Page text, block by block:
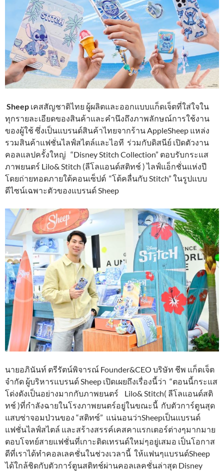
Sheep เคสสัญชาติไทย ผู้ผลิตและออกแบบแก็ดเจ็ตที่ใส่ใจใน
ทุกรายละเอียดของสินค้าและคำนึงถึงภาพลักษณ์การใช้งาน
ของผู้ใช้ ซึ่งเป็นแบรนด์สินค้าไทยจากร้าน AppleSheep แหล่ง
รวมสินค้าแฟชั่นไลฟ์สไตล์และไอที ร่วมกับดิสนีย์ เปิดตัวงาน
คอลแลปครั้งใหญ่ “Disney Stitch Collection” ตอบรับกระแส
ภาพยนตร์ Lilo& Stitch (ลีโลแอนด์สติทช์ ) ไลฟ์แอ็กชั่นแห่งปี
โดยถ่ายทอดภายใต้คอนเซ็ปต์ “โต้คลื่นกับ Stitch” ในรูปแบบ
ดีไซน์เฉพาะตัวของแบรนด์ Sheep
นายอภินันท์ ตรีรัตน์พิจารณ์ Founder&CEO บริษัท ชีพ แก็ดเจ็ต
จำกัด ผู้บริหารแบรนด์ Sheep เปิดเผยถึงเรื่องนี้ว่า “ตอนนี้กระแส
โด่งดังเป็นอย่างมากกับภาพยนตร์ Lilo& Stitch( ลีโลแอนด์สติ
ทช์ )ที่กำลังฉายในโรงภาพยนตร์อยู่ในขณะนี้ กับตัวการ์ตูนสุด
แสบซ่าจอมป่วนของ “สติทซ์” แน่นอนว่าSheepเป็นแบรนด์
แฟชั่นไลฟ์สไตล์ และสร้างสรรค์เคสคาแรกเตอร์ต่างๆมากมาย
ตอบโจทย์สายแฟชั่นที่เกาะติดเทรนด์ใหม่ๆอยู่เสมอ เป็นโอกาส
ดีที่เราได้ทำคอลเลคชั่นในช่วงเวลานี้ ให้แฟนๆแบรนด์Sheep
ได้ใกล้ชิดกับตัวการ์ตูนสติทช์ผ่านคอลเลคชั่นล่าสุด Disney